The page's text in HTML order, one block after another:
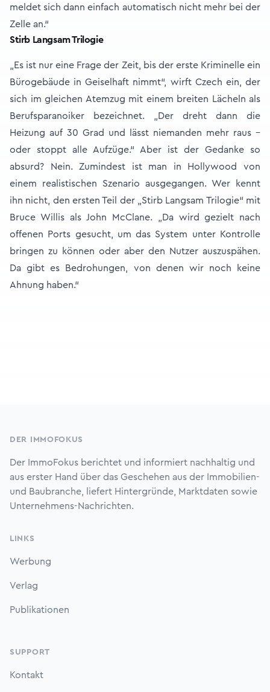
meldet sich dann einfach automatisch nicht mehr bei der
Zelle an.“
Stirb Langsam Trilogie
„Es ist nur eine Frage der Zeit, bis der erste Kriminelle ein
Bürogebäude in Geiselhaft nimmt“, wirft Czech ein, der
sich im gleichen Atemzug mit einem breiten Lächeln als
Berufsparanoiker bezeichnet. „Der dreht dann die
Heizung auf 30 Grad und lässt niemanden mehr raus –
oder stoppt alle Aufzüge.“ Aber ist der Gedanke so
absurd? Nein. Zumindest ist man in Hollywood von
einem realistischen Szenario ausgegangen. Wer kennt
ihn nicht, den ersten Teil der „Stirb Langsam Trilogie“ mit
Bruce Willis als John McClane. „Da wird gezielt nach
offenen Ports gesucht, um das System unter Kontrolle
bringen zu können oder aber den Nutzer auszuspähen.
Da gibt es Bedrohungen, von denen wir noch keine
Ahnung haben.“
DER IMMOFOKUS
Der ImmoFokus berichtet und informiert nachhaltig und
aus erster Hand über das Geschehen aus der Immobilien-
und Baubranche, liefert Hintergründe, Marktdaten sowie
Unternehmens-Nachrichten.
LINKS
Werbung
Verlag
Publikationen
SUPPORT
Kontakt